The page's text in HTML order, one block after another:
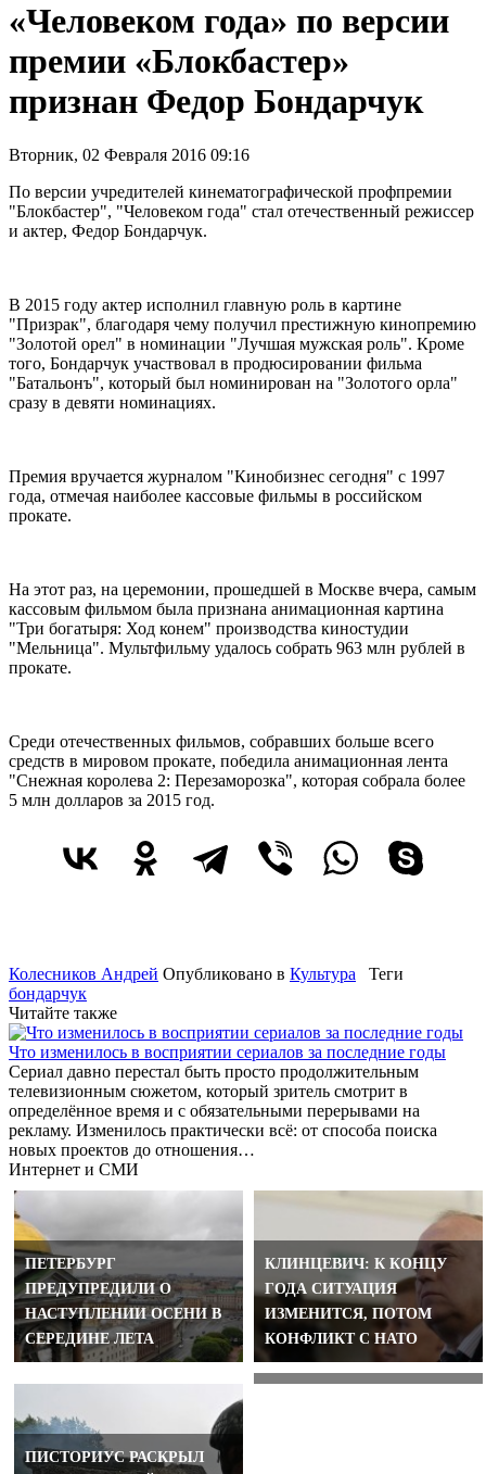
«Человеком года» по версии
премии «Блокбастер»
признан Федор Бондарчук
Вторник, 02 Февраля 2016 09:16
По версии учредителей кинематографической профпремии
"Блокбастер", "Человеком года" стал отечественный режиссер
и актер, Федор Бондарчук.
В 2015 году актер исполнил главную роль в картине
"Призрак", благодаря чему получил престижную кинопремию
"Золотой орел" в номинации "Лучшая мужская роль". Кроме
того, Бондарчук участвовал в продюсировании фильма
"Батальонъ", который был номинирован на "Золотого орла"
сразу в девяти номинациях.
Премия вручается журналом "Кинобизнес сегодня" с 1997
года, отмечая наиболее кассовые фильмы в российском
прокате.
На этот раз, на церемонии, прошедшей в Москве вчера, самым
кассовым фильмом была признана анимационная картина
"Три богатыря: Ход конем" производства киностудии
"Мельница". Мультфильму удалось собрать 963 млн рублей в
прокате.
Среди отечественных фильмов, собравших больше всего
средств в мировом прокате, победила анимационная лента
"Снежная королева 2: Перезаморозка", которая собрала более
5 млн долларов за 2015 год.
Колесников Андрей Опубликовано в Культура Теги
бондарчук
Читайте также
Что изменилось в восприятии сериалов за последние годы
Сериал давно перестал быть просто продолжительным
телевизионным сюжетом, который зритель смотрит в
определённое время и с обязательными перерывами на
рекламу. Изменилось практически всё: от способа поиска
новых проектов до отношения…
Интернет и СМИ
ПЕТЕРБУРГ
ПРЕДУПРЕДИЛИ О
НАСТУПЛЕНИИ ОСЕНИ В
СЕРЕДИНЕ ЛЕТА
КЛИНЦЕВИЧ: К КОНЦУ
ГОДА СИТУАЦИЯ
ИЗМЕНИТСЯ, ПОТОМ
КОНФЛИКТ С НАТО
ПИСТОРИУС РАСКРЫЛ
США: ИРАН ГОТОВИТ 100-
ТЫСЯЧНУЮ АРМИЮ ДЛЯ
УКРАИНЫ